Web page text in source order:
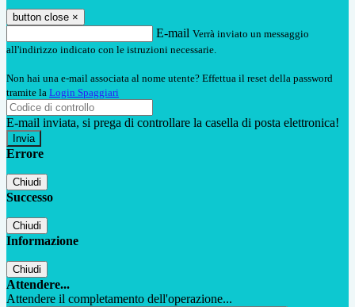
button close ×
E-mail Verrà inviato un messaggio
all'indirizzo indicato con le istruzioni necessarie.
Non hai una e-mail associata al nome utente? Effettua il reset della password
tramite la Login Spaggiari
E-mail inviata, si prega di controllare la casella di posta elettronica!
Errore
Chiudi
Successo
Chiudi
Informazione
Chiudi
Attendere...
Attendere il completamento dell'operazione...